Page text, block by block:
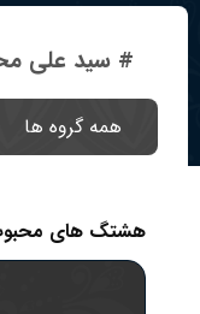
# سید علی
همه گروه ها
هشتگ های